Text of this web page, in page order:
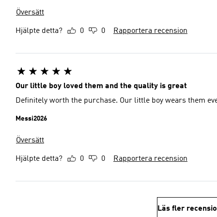
Översätt
Hjälpte detta? 0 0 Rapportera recension
Our little boy loved them and the quality is great
Definitely worth the purchase. Our little boy wears them
Messi2026
Översätt
Hjälpte detta? 0 0 Rapportera recension
Läs fler